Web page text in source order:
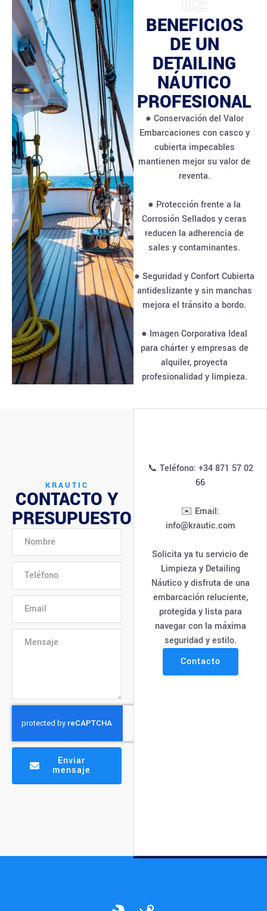
BENEFICIOS
DE UN
DETAILING
NÁUTICO
PROFESIONAL
● Conservación del Valor
Embarcaciones con casco y
cubierta impecables
mantienen mejor su valor de
reventa.
● Protección frente a la
Corrosión Sellados y ceras
reducen la adherencia de
sales y contaminantes.
● Seguridad y Confort Cubierta
antideslizante y sin manchas
mejora el tránsito a bordo.
● Imagen Corporativa Ideal
para chárter y empresas de
alquiler, proyecta
profesionalidad y limpieza.
KRAUTIC
CONTACTO Y
PRESUPUESTO
Enviar
mensaje
📞 Teléfono: +34 871 57 02
66
✉️ Email:
info@krautic.com
Solicita ya tu servicio de
Limpieza y Detailing
Náutico y disfruta de una
embarcación reluciente,
protegida y lista para
navegar con la máxima
seguridad y estilo.
Contacto